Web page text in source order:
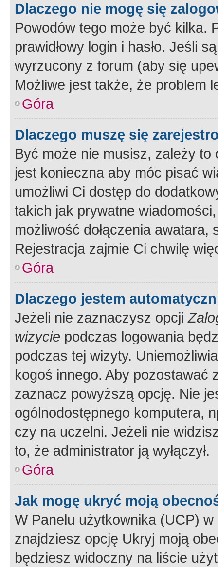
Dlaczego nie mogę się
Powodów tego może być kilka.
prawidłowy login i hasło. Jeśli
wyrzucony z forum (aby się
Możliwe jest także, że problem
Góra
Dlaczego muszę się
Być może nie musisz, zależy
jest konieczna aby móc pisać
umożliwi Ci dostęp do
takich jak prywatne
możliwość dołączenia
Rejestracja zajmie Ci chwilę
Góra
Dlaczego jestem
Jeżeli nie zaznaczysz opcji
wizycie podczas logowania
podczas tej wizyty.
kogoś innego. Aby pozostawać
zaznacz powyższą opcję. Nie
ogólnodostępnego komputera,
czy na uczelni. Jeżeli nie
to, że administrator ją wyłączył.
Góra
Jak mogę ukryć moją
W Panelu użytkownika (UCP) w
znajdziesz opcję Ukryj moją
będziesz widoczny na liście